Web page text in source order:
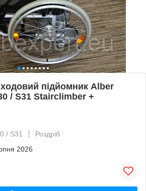
підйомник Alber
/ S31 Stairclimber +
/ S31
Роздріб
2026